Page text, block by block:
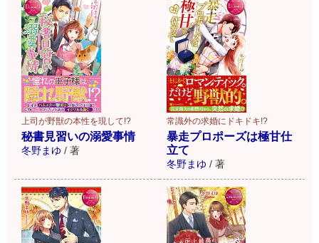
上司が野獣の本性を現して!?
秘書見習いの溺愛事情
冬野まゆ / 著
常識外の求婚にドキドキ!?
暴走プロポーズは極甘仕
立て
冬野まゆ / 著